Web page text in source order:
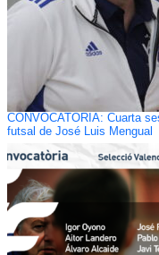
CONVOCATORIA: Cuarta
futsal de José Luis Mengual